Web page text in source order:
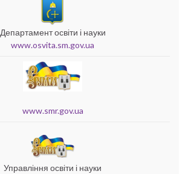
Департамент освіти і науки
www.osvita.sm.gov.ua
www.smr.gov.ua
Управління освіти і науки